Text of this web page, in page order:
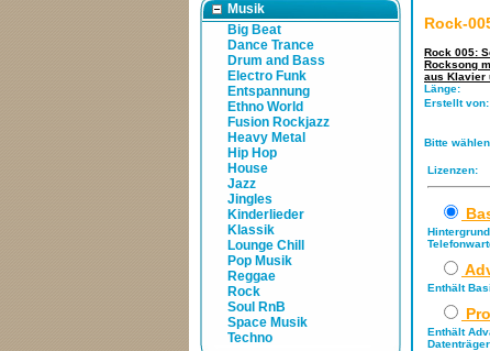
Musik
Big Beat
Dance Trance
Drum and Bass
Electro Funk
Entspannung
Ethno World
Fusion Rockjazz
Heavy Metal
Hip Hop
House
Jazz
Jingles
Kinderlieder
Klassik
Lounge Chill
Pop Musik
Reggae
Rock
Soul RnB
Space Musik
Techno
Rock-
Rock 005:
Rocksong
aus Klavier
Länge:
Erstellt von:
Bitte
Lizenzen:
Enthält
Enthält